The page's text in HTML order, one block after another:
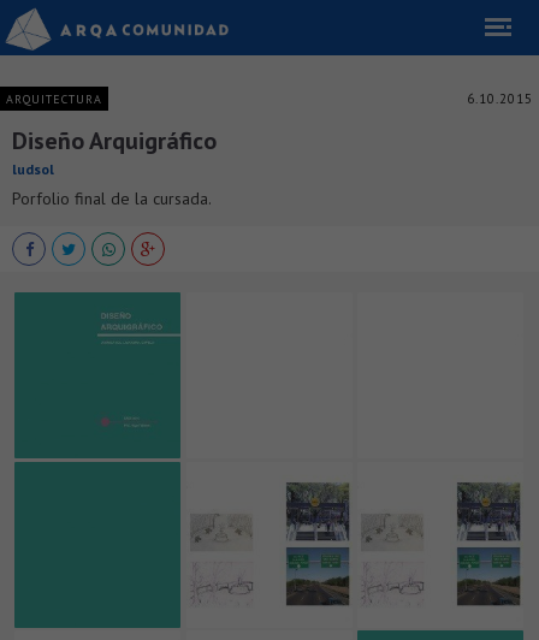
ARQUITECTURA 6.10.2015
Diseño Arquigráfico
ludsol
Porfolio final de la cursada.